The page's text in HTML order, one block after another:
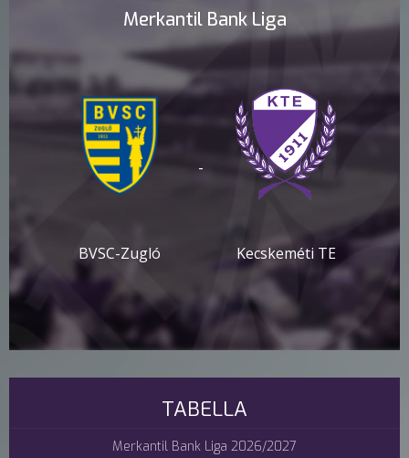
Merkantil Bank Liga
BVSC-Zugló
-
Kecskeméti TE
TABELLA
Merkantil Bank Liga 2026/2027